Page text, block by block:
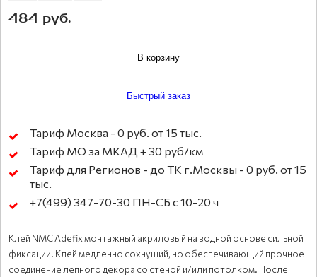
484 руб.
В корзину
Быстрый заказ
Тариф Москва - 0 руб. от 15 тыс.
Тариф МО за МКАД + 30 руб/км
Тариф для Регионов - до ТК г.Москвы - 0 руб. от 15
тыс.
+7(499) 347-70-30 ПН-СБ с 10-20 ч
Клей NMC Adefix монтажный акриловый на водной основе сильной
фиксации. Клей медленно сохнущий, но обеспечивающий прочное
соединение лепного декора со стеной и/или потолком. После